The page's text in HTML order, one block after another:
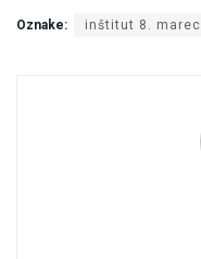
Oznake: inštitut 8. marec